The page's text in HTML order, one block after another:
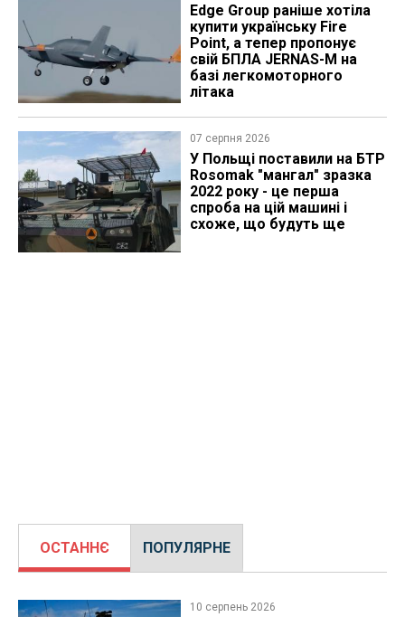
Edge Group раніше хотіла
купити українську Fire
Point, а тепер пропонує
свій БПЛА JERNAS-M на
базі легкомоторного
літака
07 серпня 2026
У Польщі поставили на БТР
Rosomak "мангал" зразка
2022 року - це перша
спроба на цій машині і
схоже, що будуть ще
ОСТАННЄ ПОПУЛЯРНЕ
10 серпень 2026